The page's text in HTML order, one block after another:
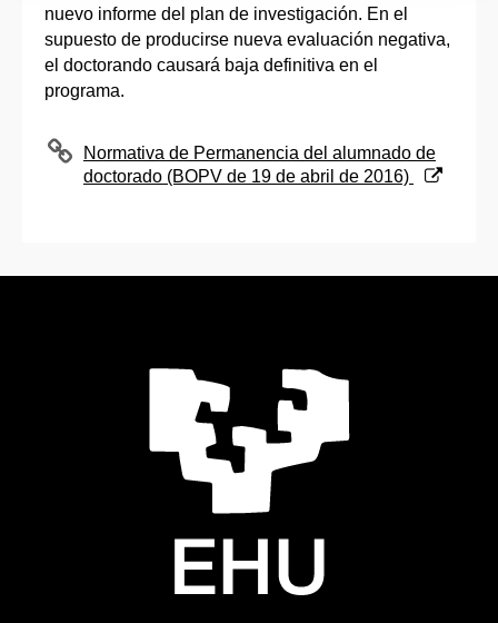
nuevo informe del plan de investigación. En el
supuesto de producirse nueva evaluación negativa,
el doctorando causará baja definitiva en el
programa.
(Abre una nueva ventana)
Normativa de Permanencia del alumnado de
doctorado (BOPV de 19 de abril de 2016)